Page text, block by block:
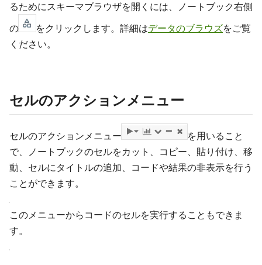
るためにスキーマブラウザを開くには、ノートブック右側
の
をクリックします。詳細はデータのブラウズをご覧
ください。
セルのアクションメニュー
セルのアクションメニュー
を用いること
で、ノートブックのセルをカット、コピー、貼り付け、移
動、セルにタイトルの追加、コードや結果の非表示を行う
ことができます。
このメニューからコードのセルを実行することもできま
す。